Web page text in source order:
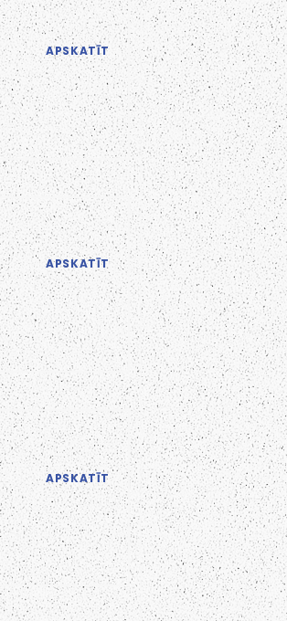
APSKATĪT
APSKATĪT
APSKATĪT